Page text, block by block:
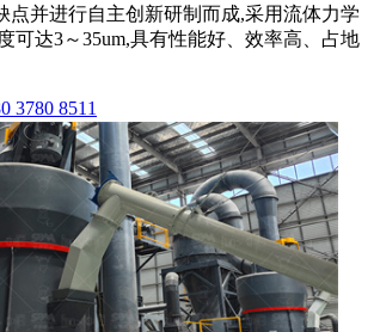
点并进行自主创新研制而成,采用流体力学
可达3～35um,具有性能好、效率高、占地
3780 8511